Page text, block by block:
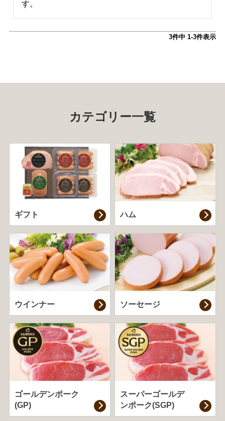
す。
3件中 1-3件表示
カテゴリー一覧
ギフト ハム
ウインナー ソーセージ
ゴールデンポーク
(GP)
スーパーゴールデ
ンポーク(SGP)